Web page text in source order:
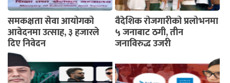
समकक्षता सेवा आयोगको
आवेदनमा उत्साह, ३ हजारले
दिए निवेदन
वैदेशिक रोजगारीको प्रलोभनमा
५ जनाबाट ठगी, तीन
जनाविरुद्ध उजुरी